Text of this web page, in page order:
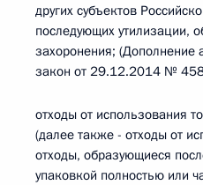
других субъектов
последующих утилизации,
захоронения;
закон от 29.12.2014 №
отходы от использования
(далее также - отходы от
отходы, образующиеся
упаковкой полностью или